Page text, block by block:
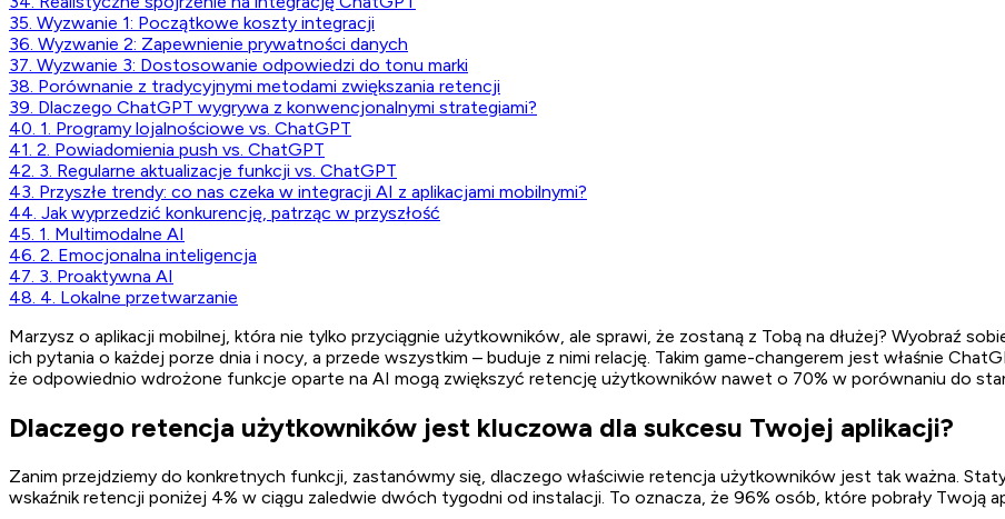
35. Wyzwanie 1: Początkowe koszty integracji
36. Wyzwanie 2: Zapewnienie prywatności danych
37. Wyzwanie 3: Dostosowanie odpowiedzi do tonu marki
38. Porównanie z tradycyjnymi metodami zwiększania retencji
39. Dlaczego ChatGPT wygrywa z konwencjonalnymi strategiami?
40. 1. Programy lojalnościowe vs. ChatGPT
41. 2. Powiadomienia push vs. ChatGPT
42. 3. Regularne aktualizacje funkcji vs. ChatGPT
43. Przyszłe trendy: co nas czeka w integracji AI z aplikacjami mobilnymi?
44. Jak wyprzedzić konkurencję, patrząc w przyszłość
45. 1. Multimodalne AI
46. 2. Emocjonalna inteligencja
47. 3. Proaktywna AI
48. 4. Lokalne przetwarzanie
Marzysz o aplikacji mobilnej, która nie tylko przyciągnie użytkowników, ale sprawi, że zostaną z Tobą na dłużej? Wyobraź
ich pytania o każdej porze dnia i nocy, a przede wszystkim – buduje z nimi relację. Takim game-changerem jest właśnie
że odpowiednio wdrożone funkcje oparte na AI mogą zwiększyć retencję użytkowników nawet o 70% w porównaniu do
Dlaczego retencja użytkowników jest kluczowa dla sukcesu Twojej aplikacji?
Zanim przejdziemy do konkretnych funkcji, zastanówmy się, dlaczego właściwie retencja użytkowników jest tak ważna.
wskaźnik retencji poniżej 4% w ciągu zaledwie dwóch tygodni od instalacji. To oznacza, że 96% osób, które pobrały Twoją